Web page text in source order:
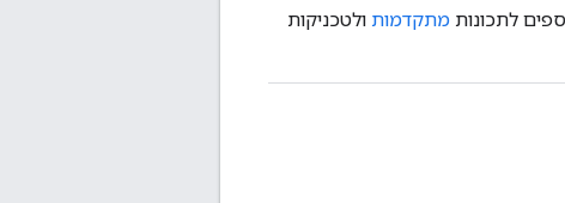
מתקדמות ולטכניקות